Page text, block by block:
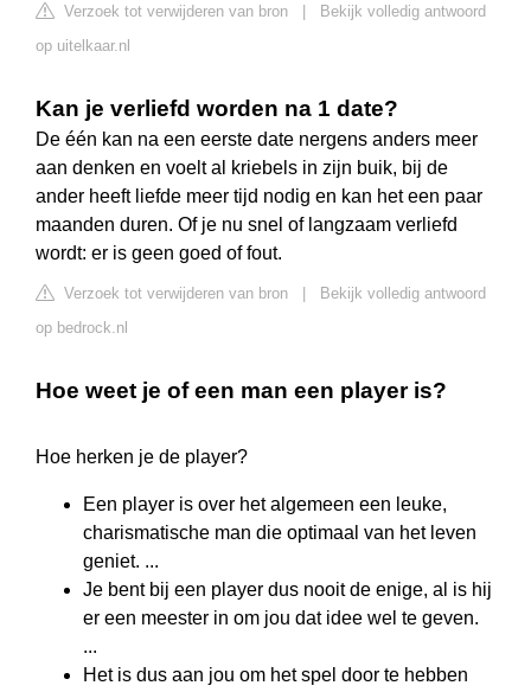
Verzoek tot verwijderen van bron
Bekijk volledig antwoord
op uitelkaar.nl
Kan je verliefd worden na 1 date?
De één kan na een eerste date nergens anders meer
aan denken en voelt al kriebels in zijn buik, bij de
ander heeft liefde meer tijd nodig en kan het een paar
maanden duren. Of je nu snel of langzaam verliefd
wordt: er is geen goed of fout.
Verzoek tot verwijderen van bron
Bekijk volledig antwoord
op bedrock.nl
Hoe weet je of een man een player is?
Hoe herken je de player?
Een player is over het algemeen een leuke,
charismatische man die optimaal van het leven
geniet. ...
Je bent bij een player dus nooit de enige, al is hij
er een meester in om jou dat idee wel te geven.
...
Het is dus aan jou om het spel door te hebben